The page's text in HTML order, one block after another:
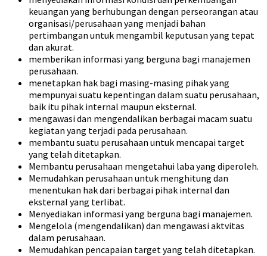
keuangan yang berhubungan dengan perseorangan atau
organisasi/perusahaan yang menjadi bahan
pertimbangan untuk mengambil keputusan yang tepat
dan akurat.
memberikan informasi yang berguna bagi manajemen
perusahaan.
menetapkan hak bagi masing-masing pihak yang
mempunyai suatu kepentingan dalam suatu perusahaan,
baik itu pihak internal maupun eksternal.
mengawasi dan mengendalikan berbagai macam suatu
kegiatan yang terjadi pada perusahaan.
membantu suatu perusahaan untuk mencapai target
yang telah ditetapkan.
Membantu perusahaan mengetahui laba yang diperoleh.
Memudahkan perusahaan untuk menghitung dan
menentukan hak dari berbagai pihak internal dan
eksternal yang terlibat.
Menyediakan informasi yang berguna bagi manajemen.
Mengelola (mengendalikan) dan mengawasi aktvitas
dalam perusahaan.
Memudahkan pencapaian target yang telah ditetapkan.